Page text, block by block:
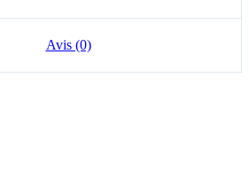
Avis (0)